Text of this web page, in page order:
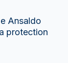
Ansaldo
protection